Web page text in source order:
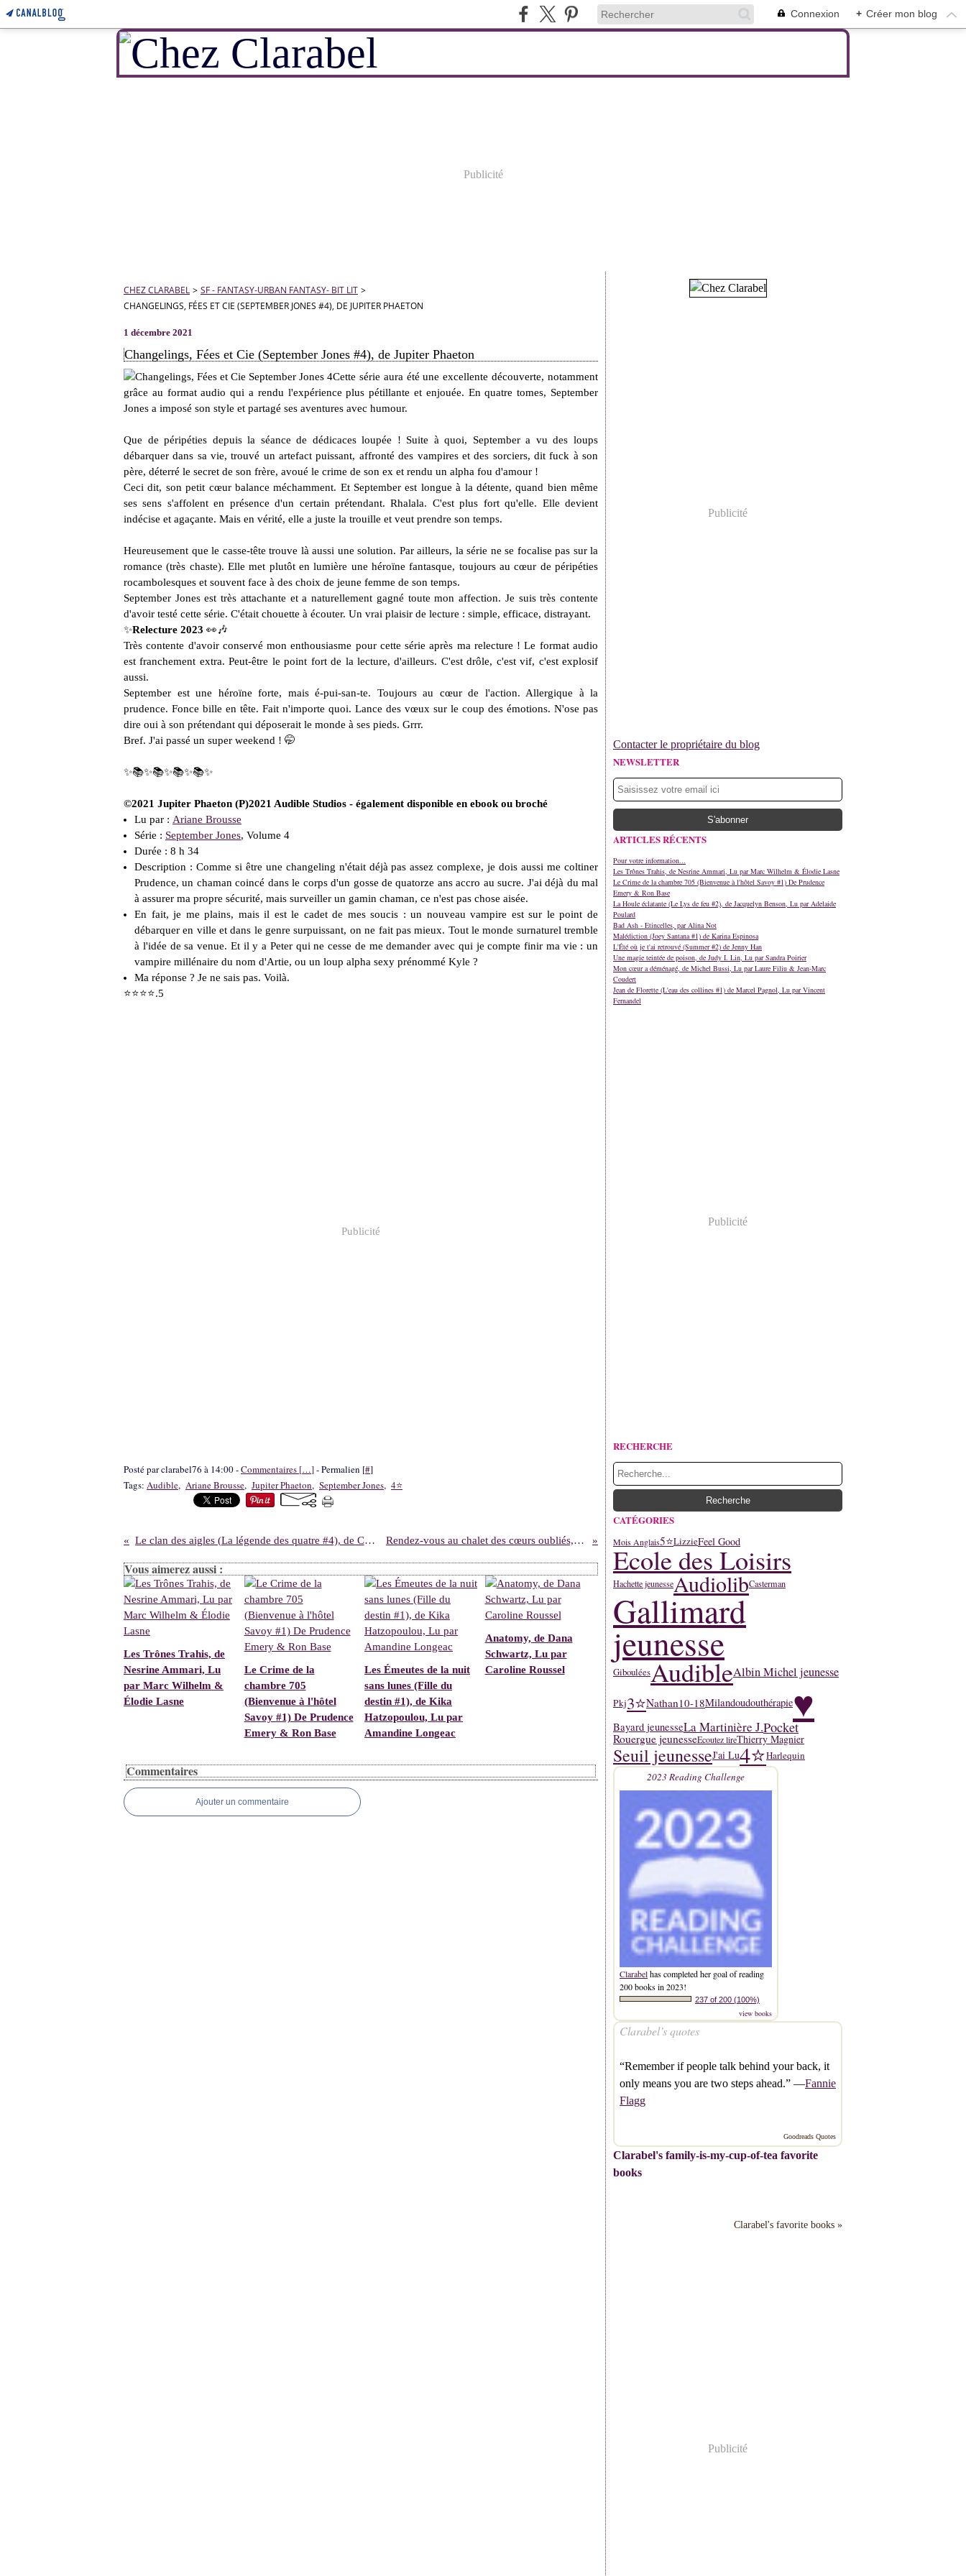
Connexion + Créer mon blog
Publicité
CHEZ CLARABEL > SF - FANTASY-URBAN FANTASY- BIT LIT >
CHANGELINGS, FÉES ET CIE (SEPTEMBER JONES #4), DE JUPITER PHAETON
1 décembre 2021
Changelings, Fées et Cie (September Jones #4), de Jupiter Phaeton
Cette série aura été une excellente découverte, notamment
grâce au format audio qui a rendu l'expérience plus pétillante et enjouée. En quatre tomes, September
Jones a imposé son style et partagé ses aventures avec humour.
Que de péripéties depuis la séance de dédicaces loupée ! Suite à quoi, September a vu des loups
débarquer dans sa vie, trouvé un artefact puissant, affronté des vampires et des sorciers, dit fuck à son
père, déterré le secret de son frère, avoué le crime de son ex et rendu un alpha fou d'amour !
Ceci dit, son petit cœur balance méchamment. Et September est longue à la détente, quand bien même
ses sens s'affolent en présence d'un certain prétendant. Rhalala. C'est plus fort qu'elle. Elle devient
indécise et agaçante. Mais en vérité, elle a juste la trouille et veut prendre son temps.
Heureusement que le casse-tête trouve là aussi une solution. Par ailleurs, la série ne se focalise pas sur la
romance (très chaste). Elle met plutôt en lumière une héroïne fantasque, toujours au cœur de péripéties
rocambolesques et souvent face à des choix de jeune femme de son temps.
September Jones est très attachante et a naturellement gagné toute mon affection. Je suis très contente
d'avoir testé cette série. C'était chouette à écouter. Un vrai plaisir de lecture : simple, efficace, distrayant.
✨Relecture 2023 👀🎶
Très contente d'avoir conservé mon enthousiasme pour cette série après ma relecture ! Le format audio
est franchement extra. Peut-être le point fort de la lecture, d'ailleurs. C'est drôle, c'est vif, c'est explosif
aussi.
September est une héroïne forte, mais é-pui-san-te. Toujours au cœur de l'action. Allergique à la
prudence. Fonce bille en tête. Fait n'importe quoi. Lance des vœux sur le coup des émotions. N'ose pas
dire oui à son prétendant qui déposerait le monde à ses pieds. Grrr.
Bref. J'ai passé un super weekend ! 🤭
✨📚✨📚✨📚✨📚✨
©2021 Jupiter Phaeton (P)2021 Audible Studios - également disponible en ebook ou broché
Lu par : Ariane Brousse
Série : September Jones, Volume 4
Durée : 8 h 34
Description : Comme si être une changeling n'était déjà pas assez complexe, je dois aussi me coltiner
Prudence, un chaman coincé dans le corps d'un gosse de quatorze ans accro au sucre. J'ai déjà du mal
à assurer ma propre sécurité, mais surveiller un gamin chaman, ce n'est pas chose aisée.
En fait, je me plains, mais il est le cadet de mes soucis : un nouveau vampire est sur le point de
débarquer en ville et dans le genre surpuissant, on ne fait pas mieux. Tout le monde surnaturel tremble
à l'idée de sa venue. Et il y a Peter qui ne cesse de me demander avec qui je compte finir ma vie : un
vampire millénaire du nom d'Artie, ou un loup alpha sexy prénommé Kyle ?
Ma réponse ? Je ne sais pas. Voilà.
⭐⭐⭐⭐.5
Publicité
Posté par clarabel76 à 14:00 -Commentaires […]- Permalien [#]
Tags: Audible, Ariane Brousse, Jupiter Phaeton, September Jones, 4⭐
Le clan des aigles (La légende des quatre #4), de Cassandra O'Donnell Rendez-vous au chalet des cœurs oubliés, par Emily Blaine
Vous aimerez aussi :
Les Trônes Trahis, de
Nesrine Ammari, Lu
par Marc Wilhelm &
Élodie Lasne
Le Crime de la
chambre 705
(Bienvenue à l'hôtel
Savoy #1) De Prudence
Emery & Ron Base
Les Émeutes de la nuit
sans lunes (Fille du
destin #1), de Kika
Hatzopoulou, Lu par
Amandine Longeac
Anatomy, de Dana
Schwartz, Lu par
Caroline Roussel
Commentaires
Ajouter un commentaire
Publicité
Contacter le propriétaire du blog
NEWSLETTER
ARTICLES RÉCENTS
Pour votre information...
Les Trônes Trahis, de Nesrine Ammari, Lu par Marc Wilhelm & Élodie Lasne
Le Crime de la chambre 705 (Bienvenue à l'hôtel Savoy #1) De Prudence
Emery & Ron Base
La Houle éclatante (Le Lys de feu #2), de Jacquelyn Benson, Lu par Adelaide
Poulard
Bad Ash - Etincelles, par Alina Not
Malédiction (Joey Santana #1) de Karina Espinosa
L'Été où je t'ai retrouvé (Summer #2) de Jenny Han
Une magie teintée de poison, de Judy I. Lin, Lu par Sandra Poirier
Mon cœur a déménagé, de Michel Bussi, Lu par Laure Filiu & Jean-Marc
Coudert
Jean de Florette (L'eau des collines #1) de Marcel Pagnol, Lu par Vincent
Fernandel
Publicité
RECHERCHE
CATÉGORIES
Mois Anglais5⭐LizzieFeel Good
Ecole des Loisirs
Hachette jeunesseAudiolibCasterman
Gallimard
jeunesse
GibouléesAudibleAlbin Michel jeunesse
Pkj3⭐Nathan10-18Milandoudouthérapie♥
Bayard jeunesseLa Martinière J.Pocket
Rouergue jeunesseEcoutez lireThierry Magnier
Seuil jeunesseJ'ai Lu4⭐Harlequin
2023 Reading Challenge
Clarabelhas completed her goal of reading
200 books in 2023!
237 of 200 (100%)
view books
Clarabel’s quotes
“Remember if people talk behind your back, it
only means you are two steps ahead.” —Fannie
Flagg
Goodreads Quotes
Clarabel's family-is-my-cup-of-tea favorite
books
Clarabel's favorite books »
Publicité